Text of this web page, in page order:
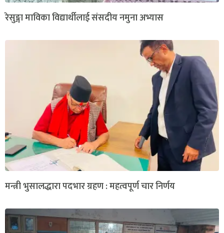
रेसुङ्गा माविका विद्यार्थीलाई संसदीय नमुना अभ्यास
मन्त्री भुसालद्धारा पदभार ग्रहण : महत्वपूर्ण चार निर्णय